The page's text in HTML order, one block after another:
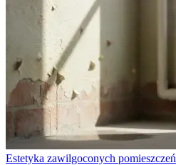
Estetyka zawilgoconych pomieszczeń